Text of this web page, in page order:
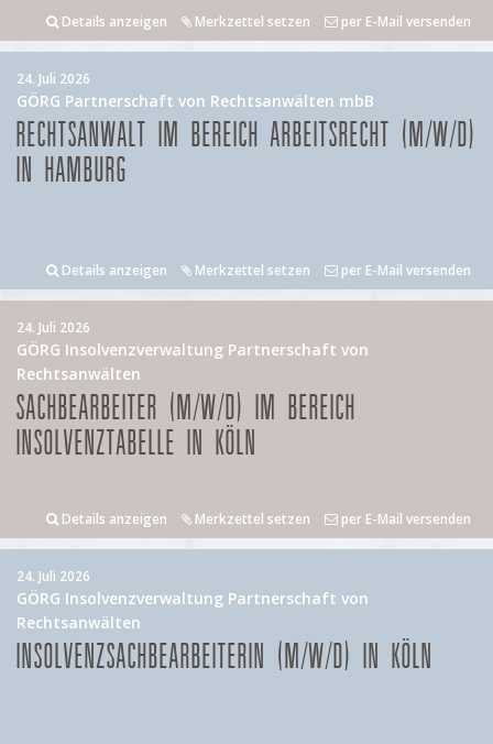
Details anzeigen Merkzettel setzen per E-Mail versenden
24. Juli 2026
GÖRG Partnerschaft von Rechtsanwälten mbB
RECHTSANWALT IM BEREICH ARBEITSRECHT (M/W/D)
IN HAMBURG
Details anzeigen Merkzettel setzen per E-Mail versenden
24. Juli 2026
GÖRG Insolvenzverwaltung Partnerschaft von
Rechtsanwälten
SACHBEARBEITER (M/W/D) IM BEREICH
INSOLVENZTABELLE IN KÖLN
Details anzeigen Merkzettel setzen per E-Mail versenden
24. Juli 2026
GÖRG Insolvenzverwaltung Partnerschaft von
Rechtsanwälten
INSOLVENZSACHBEARBEITERIN (M/W/D) IN KÖLN